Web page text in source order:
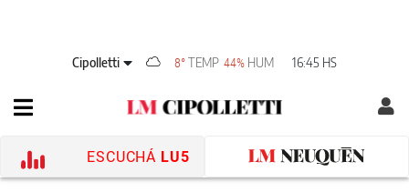
Cipolletti 8°TEMP 44% HUM 16:45 HS
ESCUCHÁ LU5